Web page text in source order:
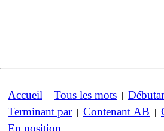
Accueil | Tous les mots |
Terminant par| Contenant AB |
En position